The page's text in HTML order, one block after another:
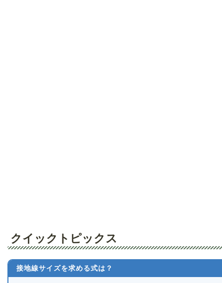
クイックトピックス
接地線サイズを求める式は？